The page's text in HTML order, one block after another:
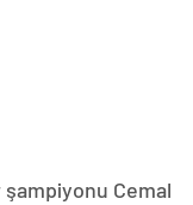
Cemal